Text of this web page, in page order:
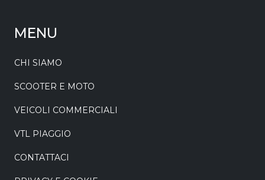
MENU
CHI SIAMO
SCOOTER E MOTO
VEICOLI COMMERCIALI
VTL PIAGGIO
CONTATTACI